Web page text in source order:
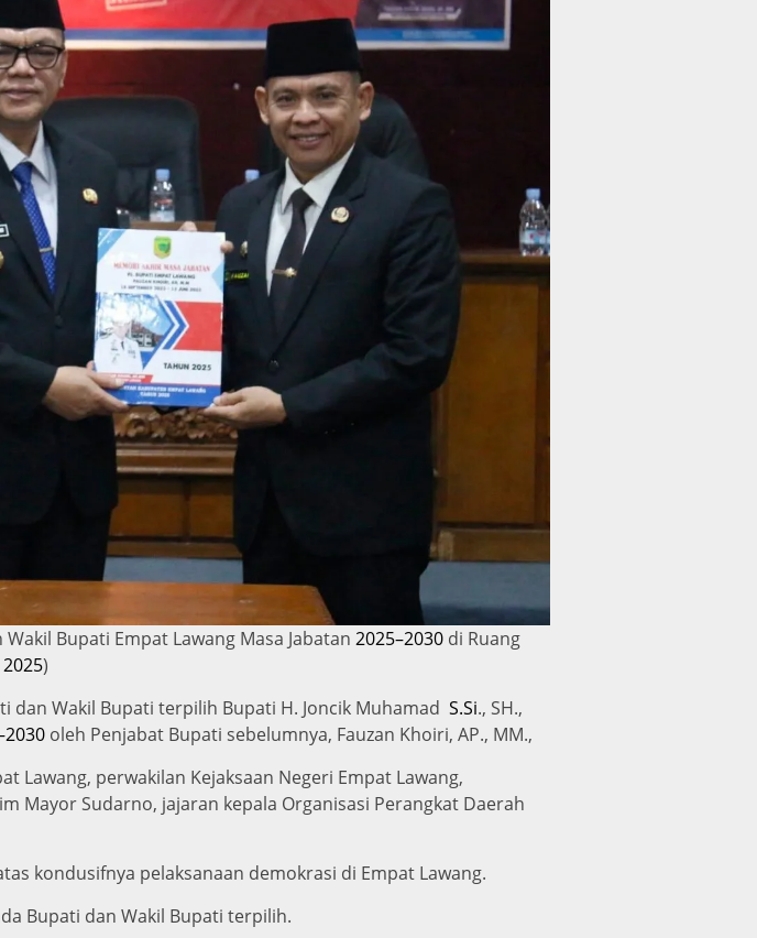
Wakil Bupati Empat Lawang Masa Jabatan 2025–2030 di Ruang
)
Wakil Bupati terpilih Bupati H. Joncik Muhamad S.Si., SH.,
oleh Penjabat Bupati sebelumnya, Fauzan Khoiri, AP., MM.,
Lawang, perwakilan Kejaksaan Negeri Empat Lawang,
Mayor Sudarno, jajaran kepala Organisasi Perangkat Daerah
kondusifnya pelaksanaan demokrasi di Empat Lawang.
Bupati dan Wakil Bupati terpilih.